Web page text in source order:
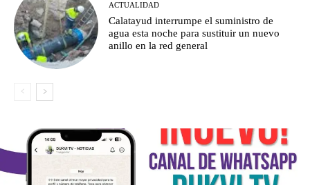
ACTUALIDAD
Calatayud interrumpe el suministro de
agua esta noche para sustituir un nuevo
anillo en la red general